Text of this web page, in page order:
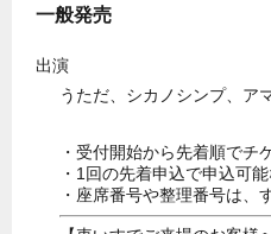
一般発売
出演
うただ、シカノシンプ、ア
・受付開始から先着順でチ
・1回の先着申込で申込可
・座席番号や整理番号は、